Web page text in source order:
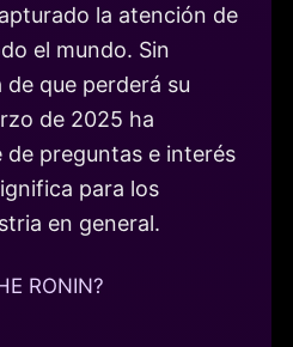
la atención de
el mundo. Sin
que perderá su
de 2025 ha
de preguntas e interés
para los
en general.
RONIN?